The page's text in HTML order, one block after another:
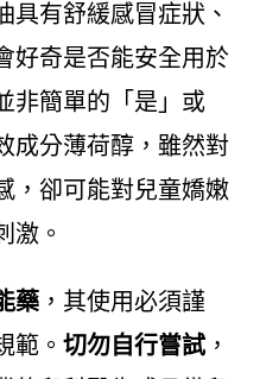
具有舒緩感冒症狀、
好奇是否能安全用於
非簡單的「是」或
成分薄荷醇，雖然對
，卻可能對兒童嬌嫩
激。
藥，其使用必須謹
範。 切勿自行嘗試，